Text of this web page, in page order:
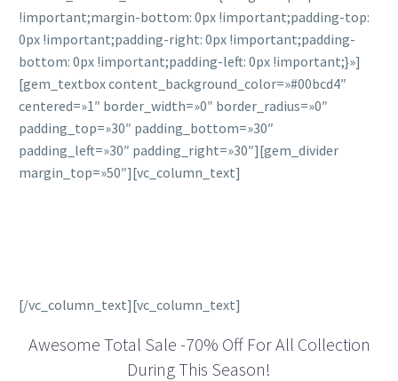
!important;margin-bottom: 0px !important;padding-top:
0px !important;padding-right: 0px !important;padding-
bottom: 0px !important;padding-left: 0px !important;}»]
[gem_textbox content_background_color=»#00bcd4″
centered=»1″ border_width=»0″ border_radius=»0″
padding_top=»30″ padding_bottom=»30″
padding_left=»30″ padding_right=»30″][gem_divider
margin_top=»50″][vc_column_text]
[/vc_column_text][vc_column_text]
Awesome Total Sale -70% Off For All Collection
During This Season!